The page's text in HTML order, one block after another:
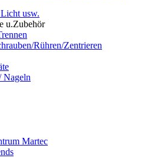
usw.
u.Zubehör
Rühren/Zentrieren
Nageln
Martec